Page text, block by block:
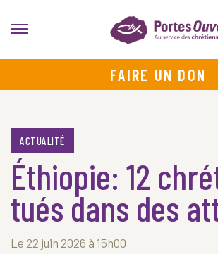
FAIRE UN DON
ACTUALITÉ
Éthiopie: 12
tués dans des
Le 22 juin 2026 à 15h00